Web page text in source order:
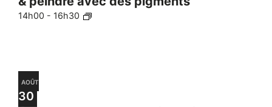
de
événements
avec
les
View
14h00 - 16h30
AOÛT
30